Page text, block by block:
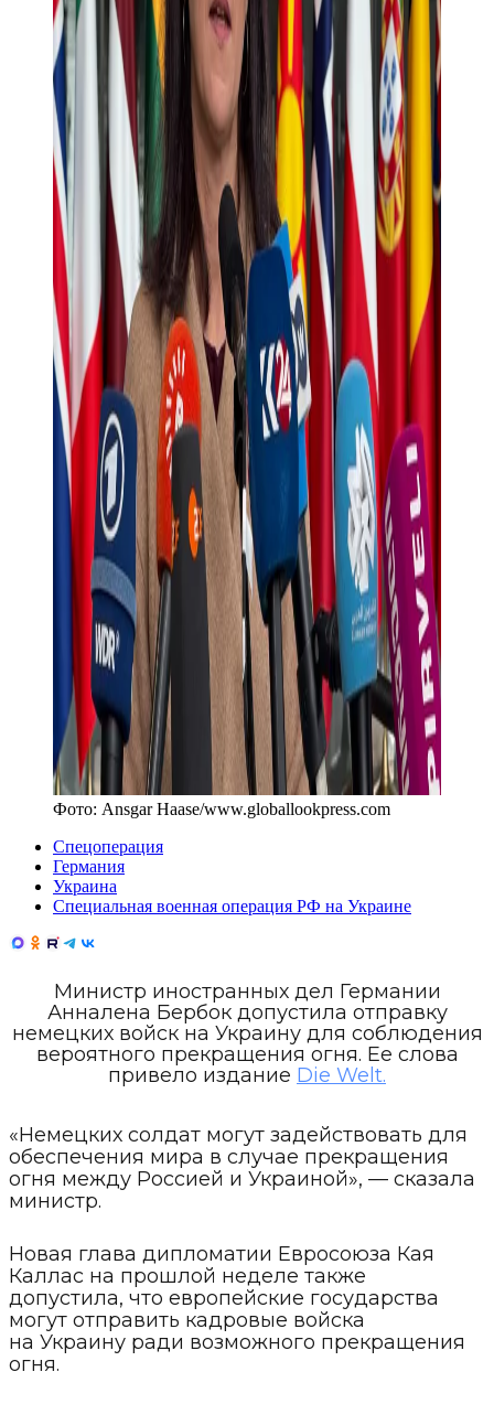
Фото: Ansgar Haase/www.globallookpress.com
Спецоперация
Германия
Украина
Специальная военная операция РФ на Украине
Министр иностранных дел Германии
Анналена Бербок допустила отправку
немецких войск на Украину для соблюдения
вероятного прекращения огня. Ее слова
привело издание Die Welt.
«Немецких солдат могут задействовать для
обеспечения мира в случае прекращения
огня между Россией и Украиной», — сказала
министр.
Новая глава дипломатии Евросоюза Кая
Каллас на прошлой неделе также
допустила, что европейские государства
могут отправить кадровые войска
на Украину ради возможного прекращения
огня.